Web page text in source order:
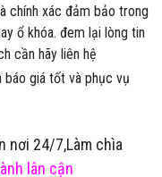
chính xác đảm bảo trong
ổ khóa. đem lại lòng tin
cần hãy liên hệ
giá tốt và phục vụ
nơi 24/7,Làm chìa
lân cận